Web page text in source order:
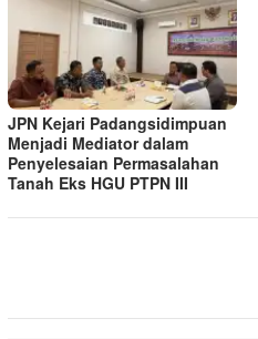
JPN Kejari Padangsidimpuan
Menjadi Mediator dalam
Penyelesaian Permasalahan
Tanah Eks HGU PTPN III